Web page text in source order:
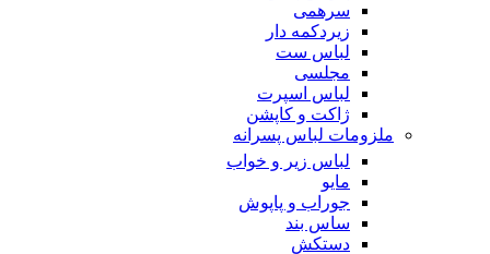
سرهمی
زیردکمه دار
لباس ست
مجلسی
لباس اسپرت
ژاکت و کاپشن
ملزومات لباس پسرانه
لباس زیر و خواب
مایو
جوراب و پاپوش
ساس بند
دستکش